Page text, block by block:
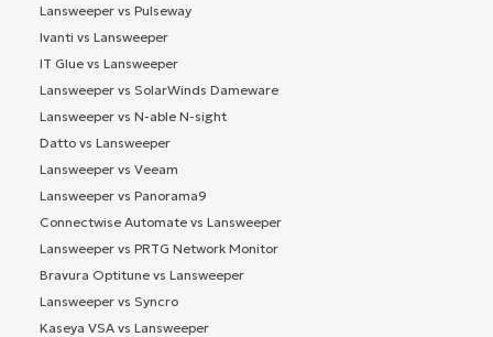
Lansweeper vs Pulseway
Ivanti vs Lansweeper
IT Glue vs Lansweeper
Lansweeper vs SolarWinds Dameware
Lansweeper vs N-able N-sight
Datto vs Lansweeper
Lansweeper vs Veeam
Lansweeper vs Panorama9
Connectwise Automate vs Lansweeper
Lansweeper vs PRTG Network Monitor
Bravura Optitune vs Lansweeper
Lansweeper vs Syncro
Kaseya VSA vs Lansweeper